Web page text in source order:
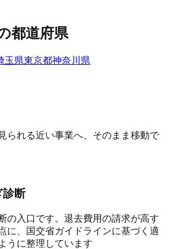
都道府県
玉県東京都神奈川県
られる近い事業へ、そのまま移動で
診断
の入口です。退去費用の請求が高す
に、国交省ガイドラインに基づく適
うに整理しています